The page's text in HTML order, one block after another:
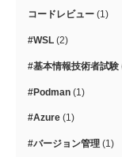
コードレビュー (1)
#WSL (2)
#基本情報技術者試験
#Podman (1)
#Azure (1)
#バージョン管理 (1)